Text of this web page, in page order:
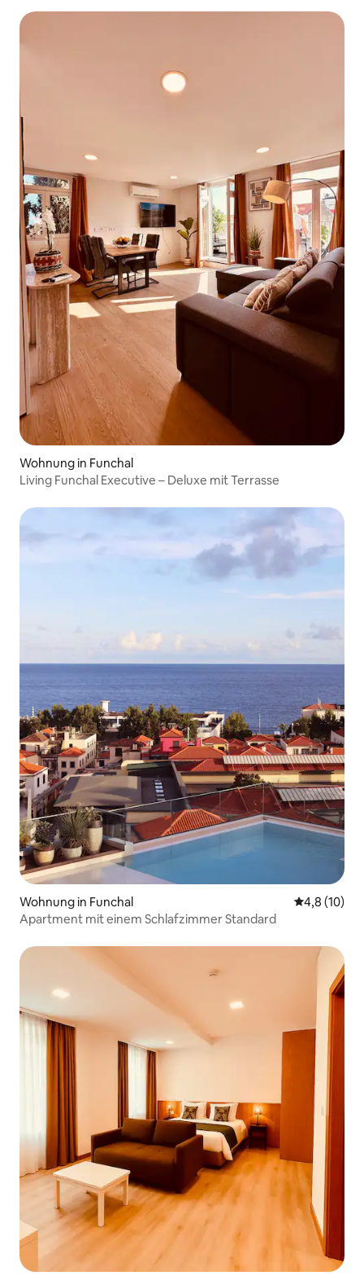
Wohnung in Funchal
Living Funchal Executive – Deluxe mit Terrasse
Wohnung in Funchal
4,8 (10)
Apartment mit einem Schlafzimmer Standard